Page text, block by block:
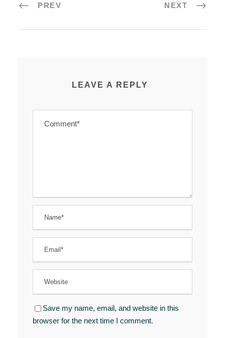
PREV NEXT
LEAVE A REPLY
Save my name, email, and website in this
browser for the next time I comment.